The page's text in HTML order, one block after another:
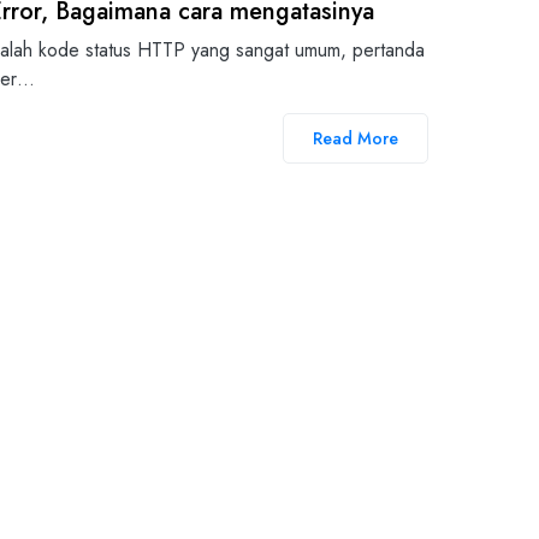
Bagaimana cara mengatasinya
kode status HTTP yang sangat umum, pertanda
Read More